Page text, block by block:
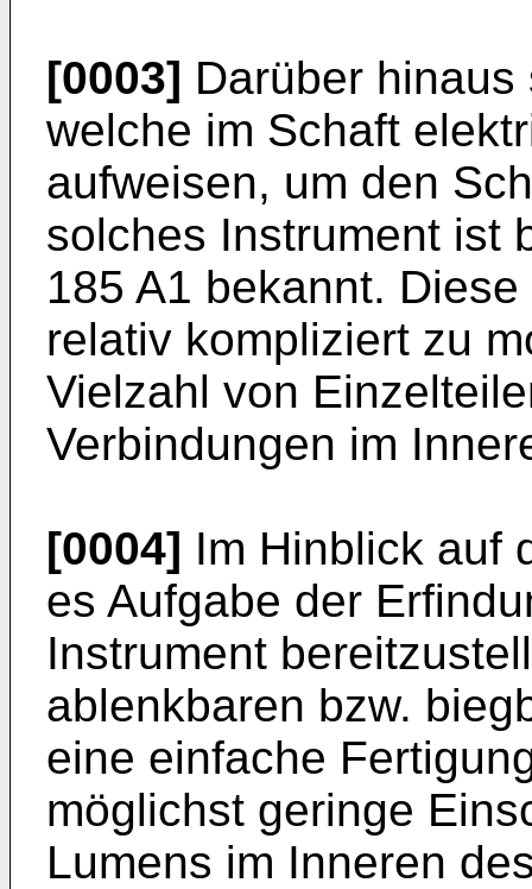
[0003] Darüber
welche im Schaft
aufweisen, um den
solches Instrument ist
185 A1 bekannt.
relativ kompliziert zu
Vielzahl von
Verbindungen im
[0004] Im Hinblick auf
es Aufgabe der
Instrument
ablenkbaren bzw.
eine einfache
möglichst geringe
Lumens im Inneren